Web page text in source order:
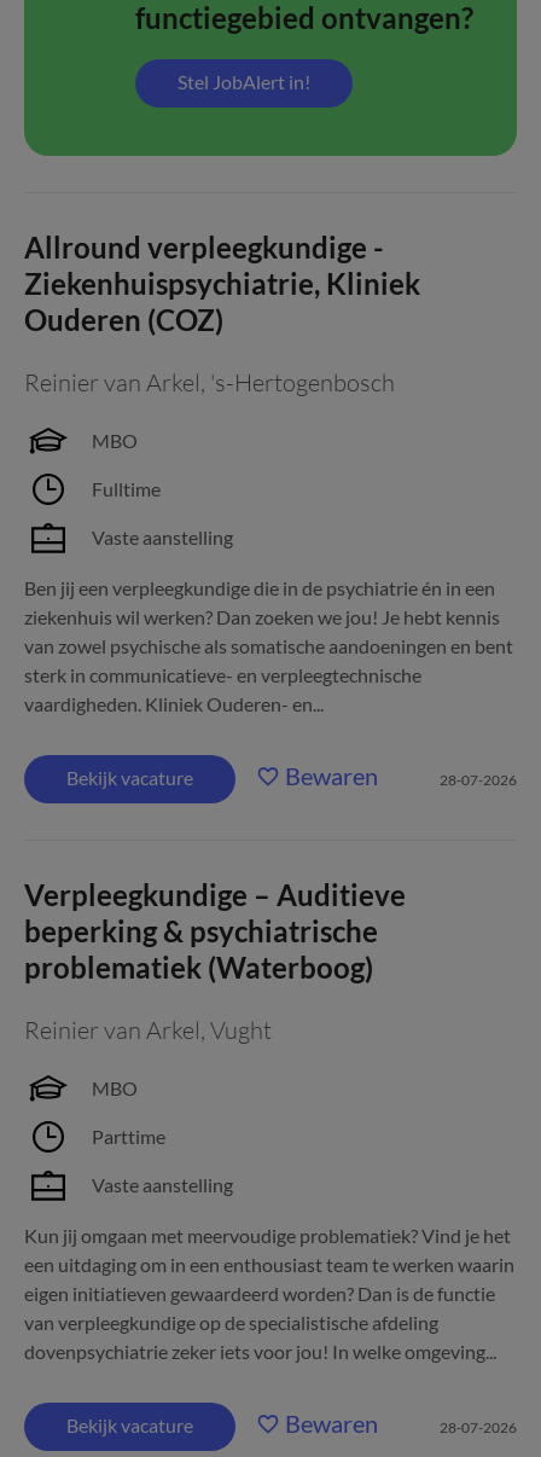
functiegebied ontvangen?
Stel JobAlert in!
Allround verpleegkundige -
Ziekenhuispsychiatrie, Kliniek
Ouderen (COZ)
Reinier van Arkel, 's-Hertogenbosch
MBO
Fulltime
Vaste aanstelling
Ben jij een verpleegkundige die in de psychiatrie én in een
ziekenhuis wil werken? Dan zoeken we jou! Je hebt kennis
van zowel psychische als somatische aandoeningen en bent
sterk in communicatieve- en verpleegtechnische
vaardigheden. Kliniek Ouderen- en...
Bekijk vacature Bewaren 28-07-2026
Verpleegkundige – Auditieve
beperking & psychiatrische
problematiek (Waterboog)
Reinier van Arkel, Vught
MBO
Parttime
Vaste aanstelling
Kun jij omgaan met meervoudige problematiek? Vind je het
een uitdaging om in een enthousiast team te werken waarin
eigen initiatieven gewaardeerd worden? Dan is de functie
van verpleegkundige op de specialistische afdeling
dovenpsychiatrie zeker iets voor jou! In welke omgeving...
Bekijk vacature Bewaren 28-07-2026